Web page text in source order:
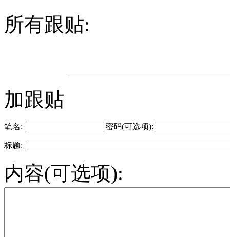
所有跟贴:
加跟贴
笔名: 密码(可选项):
标题:
内容(可选项):